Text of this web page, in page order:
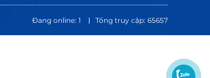
Đang online: 1 Tổng truy cập: 65657